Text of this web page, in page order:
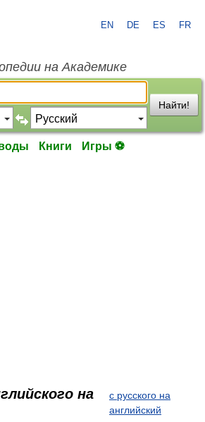
EN DE ES FR
на Академике
Найти!
Книги Игры ⚽
на
с русского на
английский